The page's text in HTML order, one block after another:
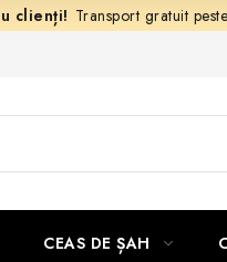
Transport gratuit
CEAS DE ȘAH